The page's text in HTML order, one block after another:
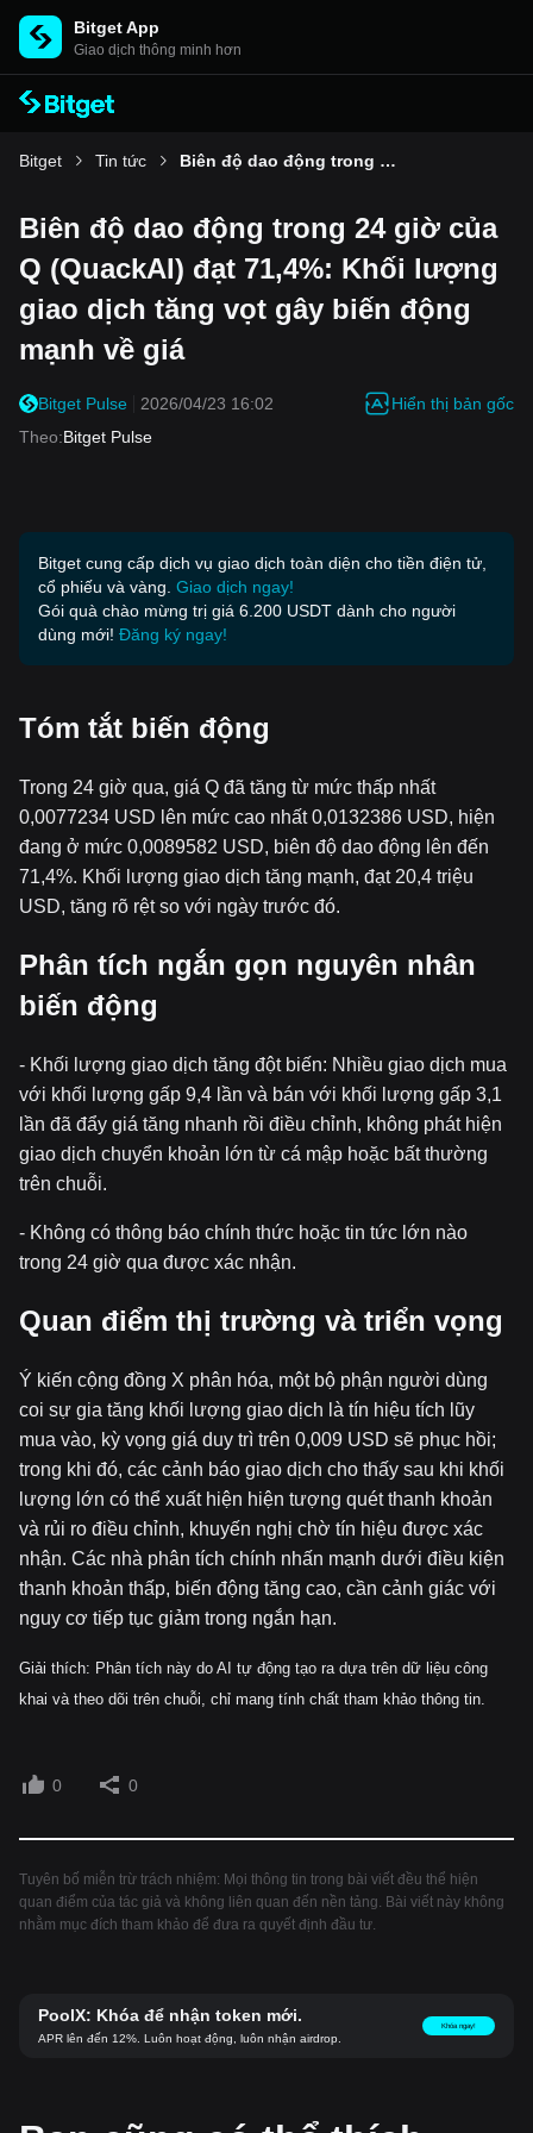
Bitget App
Giao dịch thông minh hơn
Bitget Tin tức Biên độ dao động trong 24 giờ của Q (QuackAI) đạt 71,4%: Khối lượng giao dịch tăng vọt gây biến động mạnh về giá
Biên độ dao động trong 24 giờ của
Q (QuackAI) đạt 71,4%: Khối lượng
giao dịch tăng vọt gây biến động
mạnh về giá
Bitget Pulse 2026/04/23 16:02
Hiển thị bản gốc
Theo:Bitget Pulse
Bitget cung cấp dịch vụ giao dịch toàn diện cho tiền điện tử,
cổ phiếu và vàng. Giao dịch ngay!
Gói quà chào mừng trị giá 6.200 USDT dành cho người
dùng mới! Đăng ký ngay!
Tóm tắt biến động
Trong 24 giờ qua, giá Q đã tăng từ mức thấp nhất
0,0077234 USD lên mức cao nhất 0,0132386 USD, hiện
đang ở mức 0,0089582 USD, biên độ dao động lên đến
71,4%. Khối lượng giao dịch tăng mạnh, đạt 20,4 triệu
USD, tăng rõ rệt so với ngày trước đó.
Phân tích ngắn gọn nguyên nhân
biến động
- Khối lượng giao dịch tăng đột biến: Nhiều giao dịch mua
với khối lượng gấp 9,4 lần và bán với khối lượng gấp 3,1
lần đã đẩy giá tăng nhanh rồi điều chỉnh, không phát hiện
giao dịch chuyển khoản lớn từ cá mập hoặc bất thường
trên chuỗi.
- Không có thông báo chính thức hoặc tin tức lớn nào
trong 24 giờ qua được xác nhận.
Quan điểm thị trường và triển vọng
Ý kiến cộng đồng X phân hóa, một bộ phận người dùng
coi sự gia tăng khối lượng giao dịch là tín hiệu tích lũy
mua vào, kỳ vọng giá duy trì trên 0,009 USD sẽ phục hồi;
trong khi đó, các cảnh báo giao dịch cho thấy sau khi khối
lượng lớn có thể xuất hiện hiện tượng quét thanh khoản
và rủi ro điều chỉnh, khuyến nghị chờ tín hiệu được xác
nhận. Các nhà phân tích chính nhấn mạnh dưới điều kiện
thanh khoản thấp, biến động tăng cao, cần cảnh giác với
nguy cơ tiếp tục giảm trong ngắn hạn.
Giải thích: Phân tích này do AI tự động tạo ra dựa trên dữ liệu công
khai và theo dõi trên chuỗi, chỉ mang tính chất tham khảo thông tin.
0 0
Tuyên bố miễn trừ trách nhiệm: Mọi thông tin trong bài viết đều thể hiện
quan điểm của tác giả và không liên quan đến nền tảng. Bài viết này không
nhằm mục đích tham khảo để đưa ra quyết định đầu tư.
PoolX: Khóa để nhận token mới.
APR lên đến 12%. Luôn hoạt động, luôn nhận airdrop.
Khóa ngay!